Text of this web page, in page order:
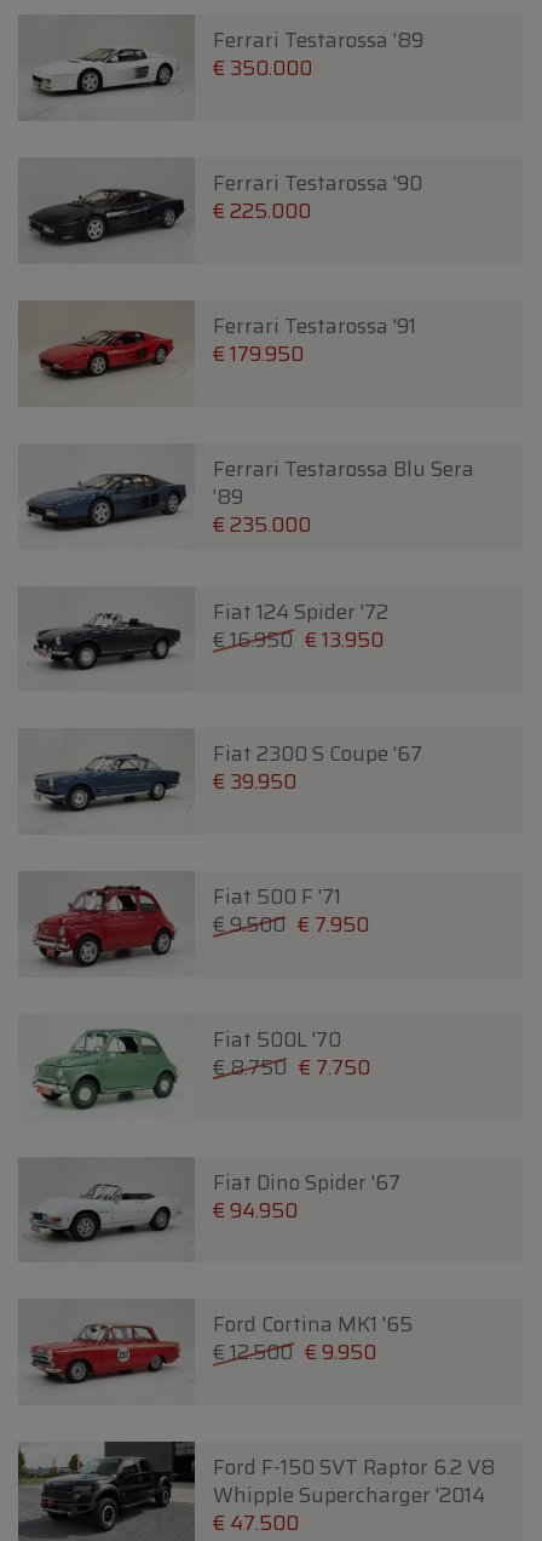
Ferrari Testarossa '89
€ 350.000
Ferrari Testarossa '90
€ 225.000
Ferrari Testarossa '91
€ 179.950
Ferrari Testarossa Blu Sera
'89
€ 235.000
Fiat 124 Spider '72
€ 16.950 € 13.950
Fiat 2300 S Coupe '67
€ 39.950
Fiat 500 F '71
€ 9.500 € 7.950
Fiat 500L '70
€ 8.750 € 7.750
Fiat Dino Spider '67
€ 94.950
Ford Cortina MK1 '65
€ 12.500 € 9.950
Ford F-150 SVT Raptor 6.2 V8
Whipple Supercharger '2014
€ 47.500